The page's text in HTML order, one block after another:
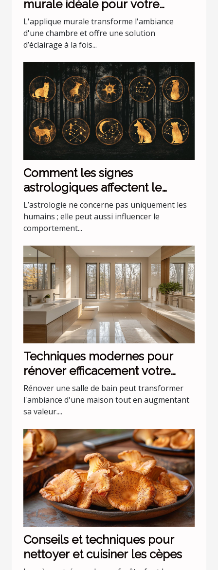
murale idéale pour votre
chambre
L'applique murale transforme l'ambiance
d'une chambre et offre une solution
d’éclairage à la fois...
Comment les signes
astrologiques affectent le
comportement de nos animaux
domestiques
L’astrologie ne concerne pas uniquement les
humains ; elle peut aussi influencer le
comportement...
Techniques modernes pour
rénover efficacement votre
salle de bain
Rénover une salle de bain peut transformer
l'ambiance d'une maison tout en augmentant
sa valeur....
Conseils et techniques pour
nettoyer et cuisiner les cèpes